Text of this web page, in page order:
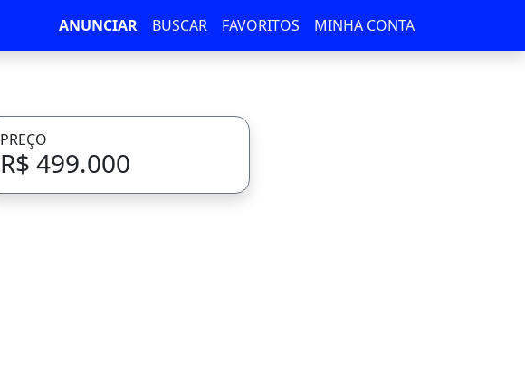
ANUNCIAR BUSCAR FAVORITOS MINHA CONTA
PREÇO
R$ 499.000